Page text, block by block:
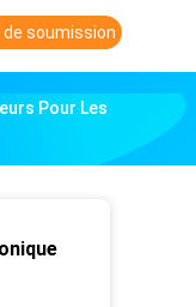
de soumission
Pour Les